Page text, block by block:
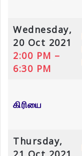
Wednesday,
20 Oct 2021
2:00 PM –
6:30 PM
கிரியை
Thursday,